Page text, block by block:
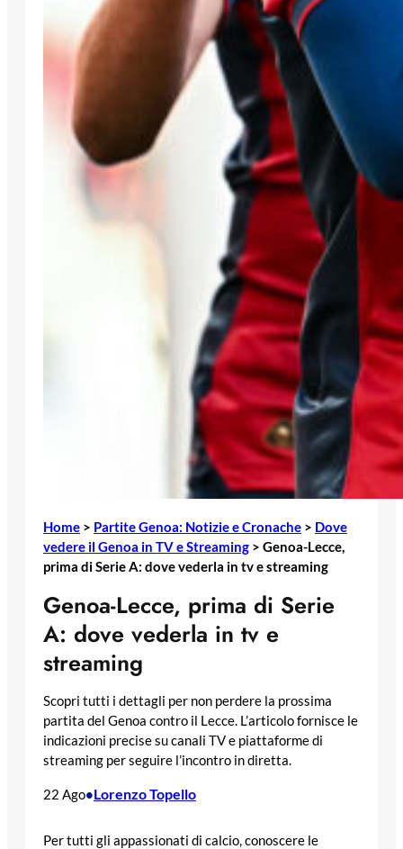
Home > Partite Genoa: Notizie e Cronache > Dove
vedere il Genoa in TV e Streaming > Genoa-Lecce,
prima di Serie A: dove vederla in tv e streaming
Genoa-Lecce, prima di Serie
A: dove vederla in tv e
streaming
Scopri tutti i dettagli per non perdere la prossima
partita del Genoa contro il Lecce. L’articolo fornisce le
indicazioni precise su canali TV e piattaforme di
streaming per seguire l’incontro in diretta.
22 Ago•Lorenzo Topello
Per tutti gli appassionati di calcio, conoscere le